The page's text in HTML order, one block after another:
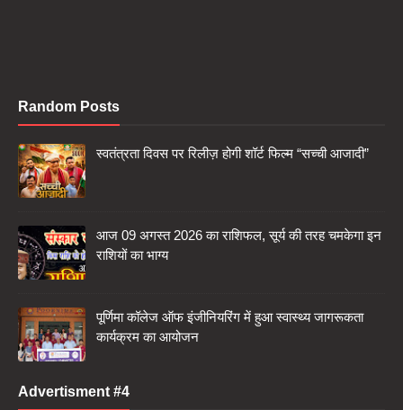
Random Posts
स्वतंत्रता दिवस पर रिलीज़ होगी शॉर्ट फिल्म “सच्ची आजादी”
आज 09 अगस्त 2026 का राशिफल, सूर्य की तरह चमकेगा इन
राशियों का भाग्य
पूर्णिमा कॉलेज ऑफ इंजीनियरिंग में हुआ स्वास्थ्य जागरूकता
कार्यक्रम का आयोजन
Advertisment #4